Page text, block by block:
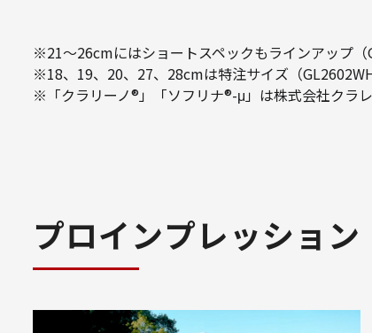
※21～26cmにはショートスペックもラインアップ（
※18、19、20、27、28cmは特注サイズ（
※「クラリーノ®」「ソフリナ®-μ」は株式会社クラレ
プロインプレッション